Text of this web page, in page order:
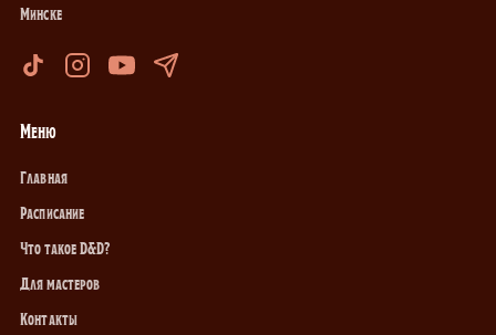
Минске
Меню
Главная
Расписание
Что такое D&D?
Для мастеров
Контакты